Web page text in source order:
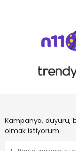
Kampanya, duyuru,
olmak istiyorum.